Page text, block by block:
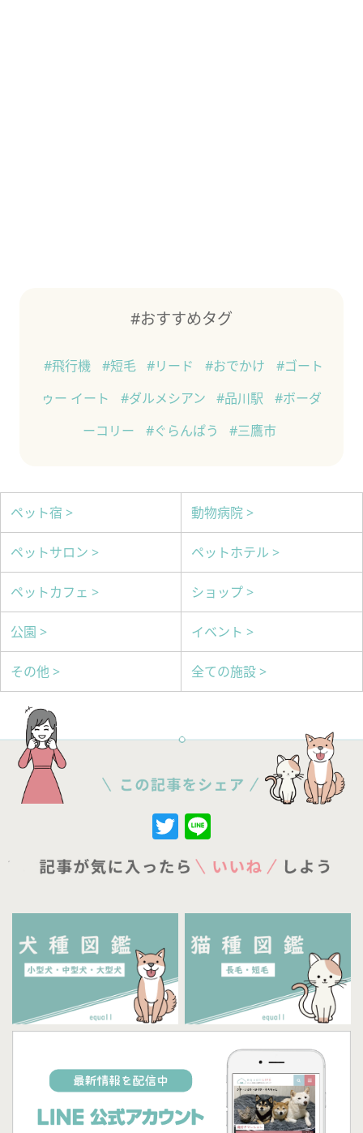
#おすすめタグ
#飛行機 #短毛 #リード #おでかけ
#ゴート
ゥー イート
#ダルメシアン #品川駅
#ボーダ
ーコリー
#ぐらんぱう #三鷹市
ペット宿 > 動物病院 >
ペットサロン > ペットホテル >
ペットカフェ > ショップ >
公園 > イベント >
その他 > 全ての施設 >
Twitter